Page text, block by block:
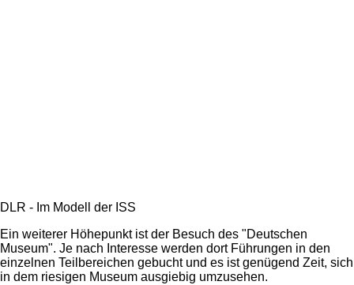
DLR - Im Modell der ISS
Ein weiterer Höhepunkt ist der Besuch des "Deutschen
Museum". Je nach Interesse werden dort Führungen in den
einzelnen Teilbereichen gebucht und es ist genügend Zeit, sich
in dem riesigen Museum ausgiebig umzusehen.